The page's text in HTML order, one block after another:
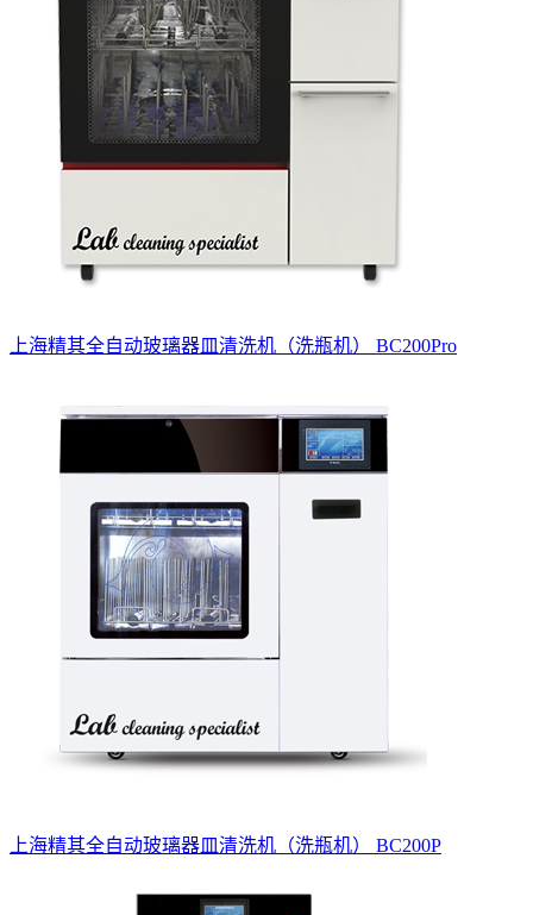
上海精其全自动玻璃器皿清洗机（洗瓶机） BC200Pro
上海精其全自动玻璃器皿清洗机（洗瓶机） BC200P